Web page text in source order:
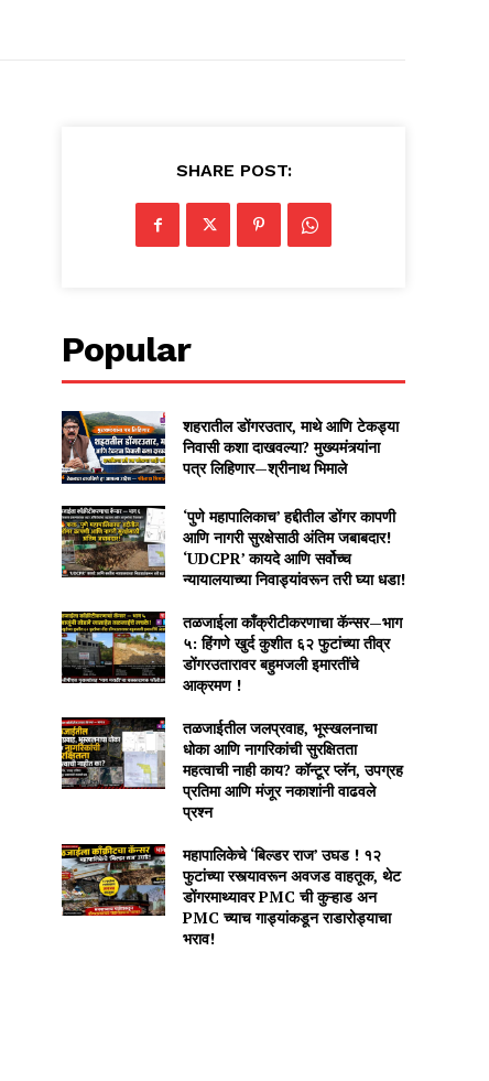
SHARE POST:
Popular
शहरातील डोंगरउतार, माथे आणि टेकड्या
निवासी कशा दाखवल्या? मुख्यमंत्र्यांना
पत्र लिहिणार—श्रीनाथ भिमाले
‘पुणे महापालिकाच’ हद्दीतील डोंगर कापणी
आणि नागरी सुरक्षेसाठी अंतिम जबाबदार!
‘UDCPR’ कायदे आणि सर्वोच्च
न्यायालयाच्या निवाड्यांवरून तरी घ्या धडा!
तळजाईला काँक्रीटीकरणाचा कॅन्सर—भाग
५: हिंगणे खुर्द कुशीत ६२ फुटांच्या तीव्र
डोंगरउतारावर बहुमजली इमारतींचे
आक्रमण !
तळजाईतील जलप्रवाह, भूस्खलनाचा
धोका आणि नागरिकांची सुरक्षितता
महत्वाची नाही काय? कॉन्टूर प्लॅन, उपग्रह
प्रतिमा आणि मंजूर नकाशांनी वाढवले
प्रश्न
महापालिकेचे ‘बिल्डर राज’ उघड ! १२
फुटांच्या रस्त्यावरून अवजड वाहतूक, थेट
डोंगरमाथ्यावर PMC ची कुऱ्हाड अन
PMC च्याच गाड्यांकडून राडारोड्याचा
भराव!